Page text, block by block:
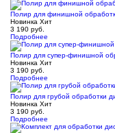
Полир для финишной
Новинка Хит
3 190 руб.
Подробнее
Полир для супер-финишной
Новинка Хит
3 190 руб.
Подробнее
Полир для грубой обработки
Новинка Хит
3 190 руб.
Подробнее